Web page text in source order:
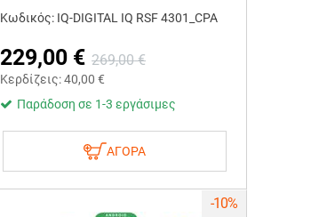
Κωδικός: IQ-DIGITAL IQ RSF 4301_CPA
229,00 € 269,00 €
Κερδίζεις:40,00 €
Παράδοση σε 1-3 εργάσιμες
ΑΓΟΡΑ
-10%